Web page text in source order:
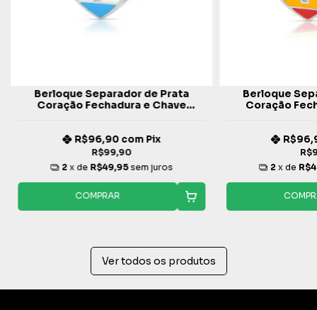
Berloque Separador de Prata
Coração Fechadura e Chave
R$99,90
R$96,90 com Pix
2 x de R$49,95 sem juros
COMPRAR
Berloque
Coração
2 x de
Ver todos os produtos